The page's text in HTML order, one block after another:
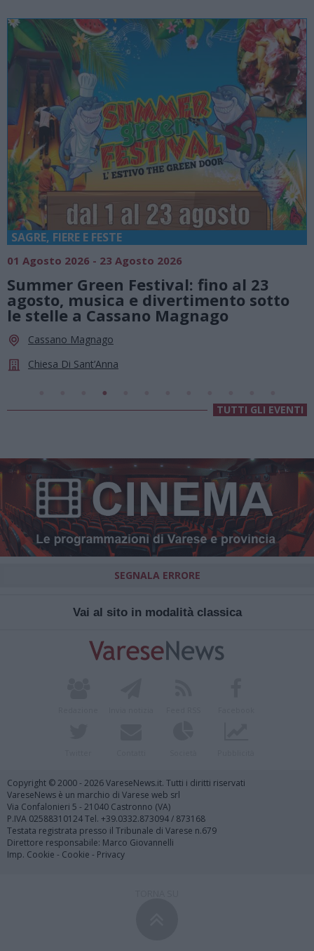
SAGRE, FIERE E FESTE
01 Agosto 2026 - 23 Agosto 2026
Summer Green Festival: fino al 23
agosto, musica e divertimento sotto
le stelle a Cassano Magnago
Cassano Magnago
Chiesa Di Sant’Anna
TUTTI GLI EVENTI
SEGNALA ERRORE
Vai al sito in modalità classica
Copyright © 2000 - 2026 VareseNews.it. Tutti i diritti riservati
VareseNews è un marchio di Varese web srl
Via Confalonieri 5 - 21040 Castronno (VA)
P.IVA 02588310124 Tel. +39.0332.873094 / 873168
Testata registrata presso il Tribunale di Varese n.679
Direttore responsabile: Marco Giovannelli
Imp. Cookie - Cookie - Privacy